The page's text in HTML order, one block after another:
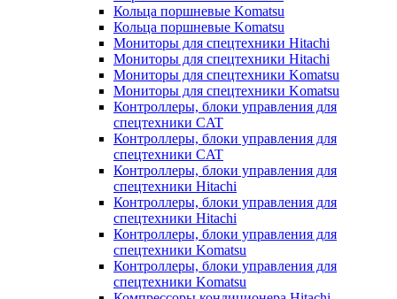
Кольца поршневые Komatsu
Кольца поршневые Komatsu
Мониторы для спецтехники Hitachi
Мониторы для спецтехники Hitachi
Мониторы для спецтехники Komatsu
Мониторы для спецтехники Komatsu
Контроллеры, блоки управления для
спецтехники CAT
Контроллеры, блоки управления для
спецтехники CAT
Контроллеры, блоки управления для
спецтехники Hitachi
Контроллеры, блоки управления для
спецтехники Hitachi
Контроллеры, блоки управления для
спецтехники Komatsu
Контроллеры, блоки управления для
спецтехники Komatsu